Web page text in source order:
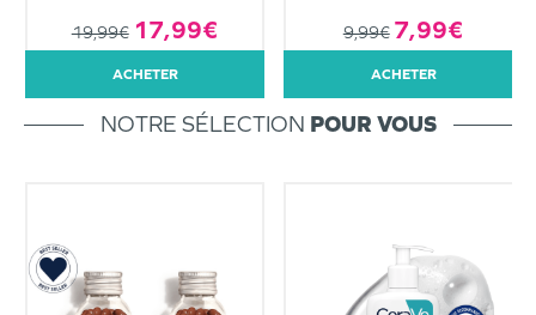
19,99€ 17,99€
ACHETER
9,99€ 7,99€
ACHETER
NOTRE SÉLECTION POUR VOUS